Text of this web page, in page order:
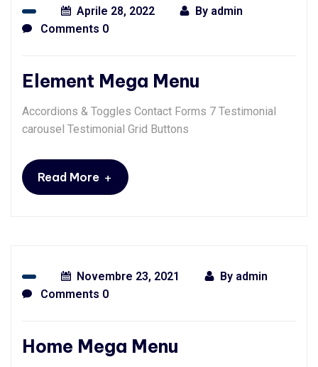
Aprile 28, 2022 By admin
Comments 0
Element Mega Menu
Accordions & Toggles Contact Forms 7 Testimonial
carousel Testimonial Grid Buttons
Read More +
Novembre 23, 2021 By admin
Comments 0
Home Mega Menu